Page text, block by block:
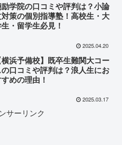
学院の口コミや評判は？小論
策の個別指導塾！高校生・大
・留学生必見！
2025.04.20
横浜予備校】既卒生難関大コー
口コミや評判は？浪人生にお
めの理由！
2025.03.17
サーリンク